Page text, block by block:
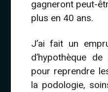
gagneront peut-
plus en 40 ans.
J’ai fait un
d’hypothèque
pour reprendre
la podologie,